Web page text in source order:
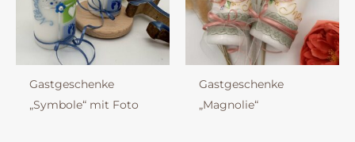
Gastgeschenke
„Symbole“ mit Foto
Gastgeschenke
„Magnolie“